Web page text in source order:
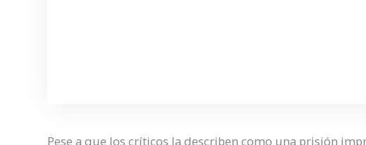
Pese a que los críticos la describen como una prisión